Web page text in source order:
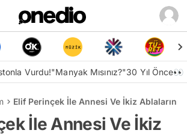
Vurdu!"Manyak Mısınız?"30 Yıl Önce👀
Elif Perinçek İle Annesi Ve İkiz
İle Annesi Ve İkiz